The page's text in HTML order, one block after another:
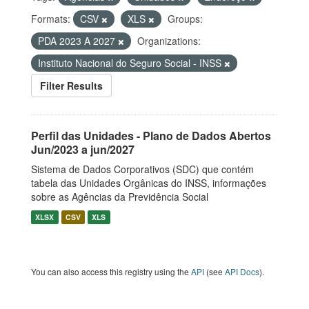
Formats:
CSV XLS
Groups:
PDA 2023 A 2027
Organizations:
Instituto Nacional do Seguro Social - INSS
Filter Results
Perfil das Unidades - Plano de Dados Abertos
Jun/2023 a jun/2027
Sistema de Dados Corporativos (SDC) que contém
tabela das Unidades Orgânicas do INSS, informações
sobre as Agências da Previdência Social
XLSX CSV XLS
You can also access this registry using the API (see API Docs).